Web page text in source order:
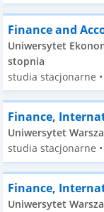
Finance and
Uniwersytet
stopnia
studia stacjonarne
Finance,
Uniwersytet
studia stacjonarne
Finance,
Uniwersytet